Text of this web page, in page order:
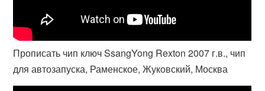
Прописать чип ключ SsangYong Rexton 2007 г.в., чип
для автозапуска, Раменское, Жуковский, Москва